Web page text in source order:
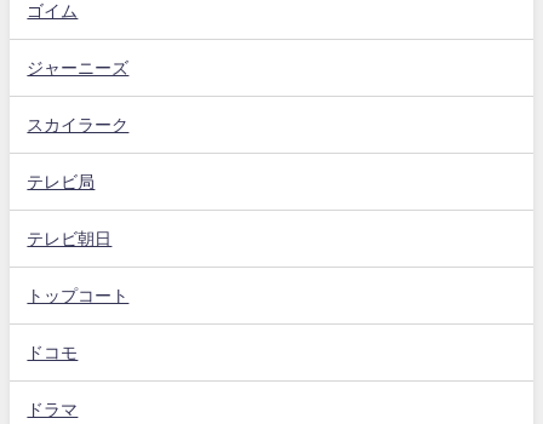
ゴイム
ジャーニーズ
スカイラーク
テレビ局
テレビ朝日
トップコート
ドコモ
ドラマ